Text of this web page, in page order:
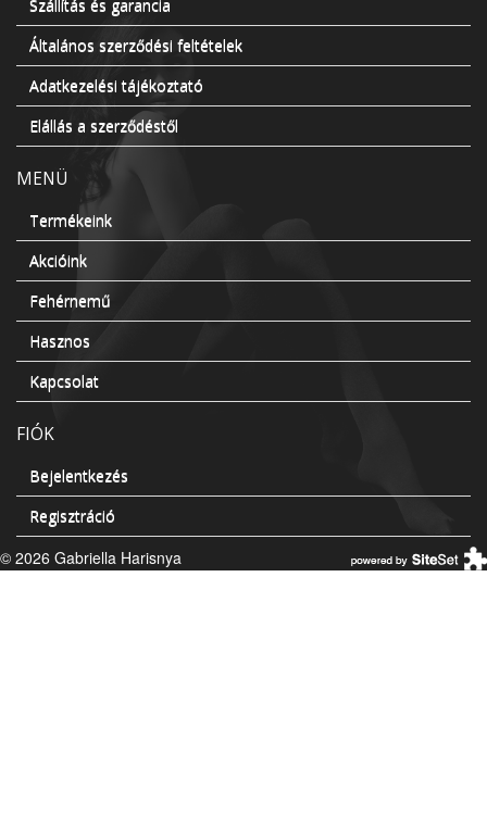
Szállítás és garancia
Általános szerződési feltételek
Adatkezelési tájékoztató
Elállás a szerződéstől
MENÜ
Termékeink
Akcióink
Fehérnemű
Hasznos
Kapcsolat
FIÓK
Bejelentkezés
Regisztráció
© 2026 Gabriella Harisnya